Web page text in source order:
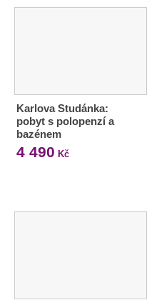
Karlova Studánka:
pobyt s polopenzí a
bazénem
4 490 Kč